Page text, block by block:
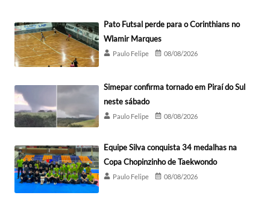
Pato Futsal perde para o Corinthians no
Wlamir Marques
Paulo Felipe 08/08/2026
Simepar confirma tornado em Piraí do Sul
neste sábado
Paulo Felipe 08/08/2026
Equipe Silva conquista 34 medalhas na
Copa Chopinzinho de Taekwondo
Paulo Felipe 08/08/2026